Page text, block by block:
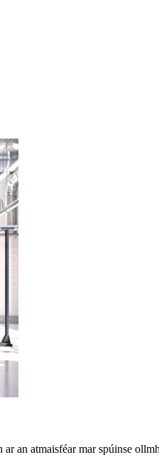
an atmaisféar mar spúinse